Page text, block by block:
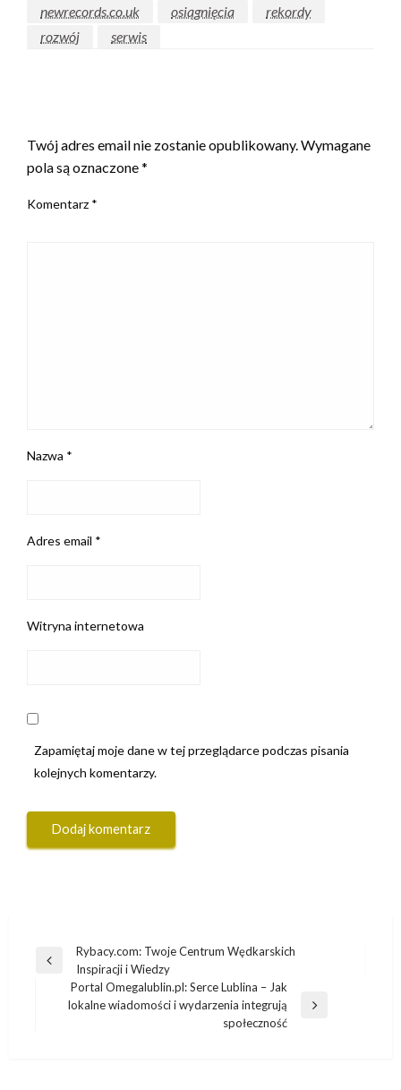
newrecords.co.uk osiągnięcia
rekordy
rozwój
serwis
Twój adres email nie zostanie opublikowany.Wymagane
pola są oznaczone*
Komentarz *
Nazwa *
Adres email *
Witryna internetowa
Zapamiętaj moje dane w tej przeglądarce podczas pisania
kolejnych komentarzy.
Nawigacja
wpisu
Poprzedni
Rybacy.com: Twoje Centrum Wędkarskich
Inspiracji i Wiedzy
Następny
Portal Omegalublin.pl: Serce Lublina – Jak
lokalne wiadomości i wydarzenia integrują
społeczność